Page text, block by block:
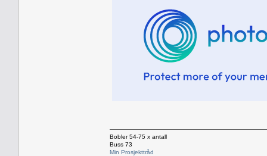
Bobler 54-75 x antall
Buss 73
Min Prosjekttråd